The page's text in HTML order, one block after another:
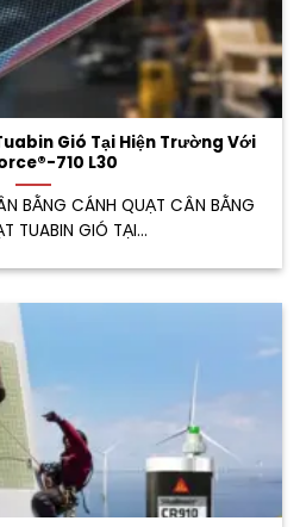
Gió Tại Hiện Trường Với
710 L30
BẰNG CÁNH QUẠT CÂN BẰNG
TUABIN GIÓ TẠI...